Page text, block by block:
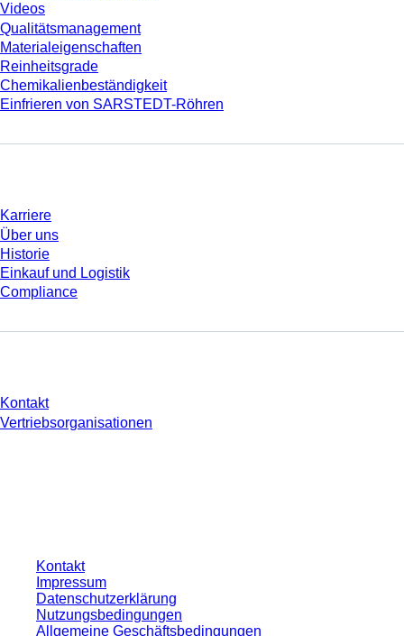
Videos
Qualitätsmanagement
Materialeigenschaften
Reinheitsgrade
Chemikalienbeständigkeit
Einfrieren von SARSTEDT-Röhren
Karriere
Über uns
Historie
Einkauf und Logistik
Compliance
Kontakt
Vertriebsorganisationen
Kontakt
Impressum
Datenschutzerklärung
Nutzungsbedingungen
Allgemeine Geschäftsbedingungen